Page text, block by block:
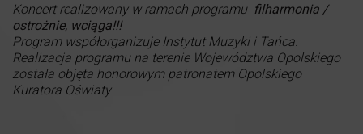
Koncert realizowany w ramach programu filharmonia /
ostrożnie, wciąga!!!
Program współorganizuje Instytut Muzyki i Tańca.
Realizacja programu na terenie Województwa Opolskiego
została objęta honorowym patronatem Opolskiego
Kuratora Oświaty